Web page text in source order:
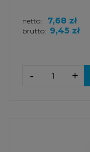
brutto: 9,45 zł
netto: 7,68 zł
+
-